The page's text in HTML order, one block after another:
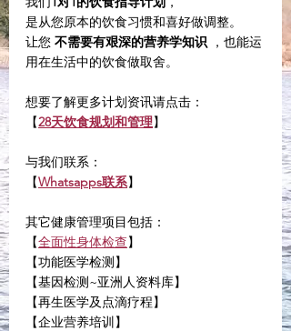
是从您原本的饮食习惯和喜好做调整。
让您 不需要有艰深的营养学知识 ，也能运
用在生活中的饮食做取舍。
想要了解更多计划资讯请点击：
【28天饮食规划和管理】
与我们联系：
【Whatsapps联系】
其它健康管理项目包括：
【全面性身体检查】
【功能医学检测】
【基因检测~亚洲人资料库】
【再生医学及点滴疗程】
【企业营养培训】